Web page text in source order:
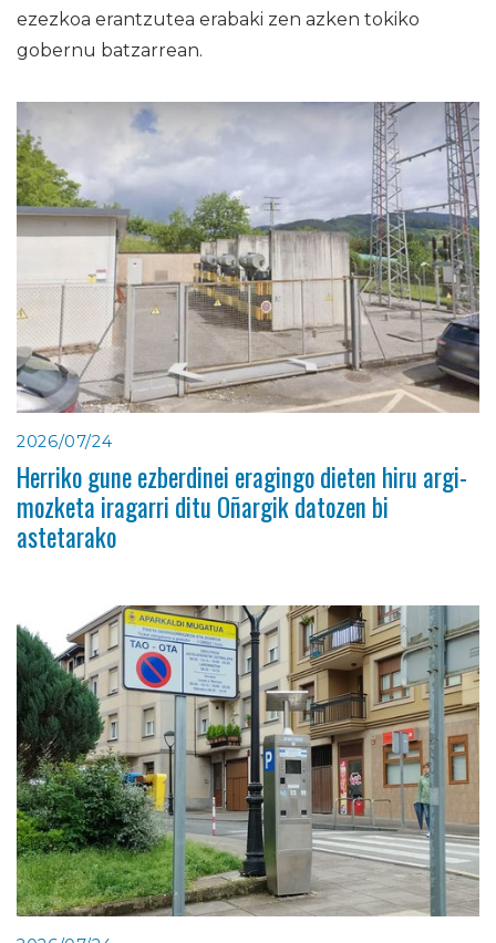
ezezkoa erantzutea erabaki zen azken tokiko
gobernu batzarrean.
2026/07/24
Herriko gune ezberdinei eragingo dieten hiru argi-
mozketa iragarri ditu Oñargik datozen bi
astetarako